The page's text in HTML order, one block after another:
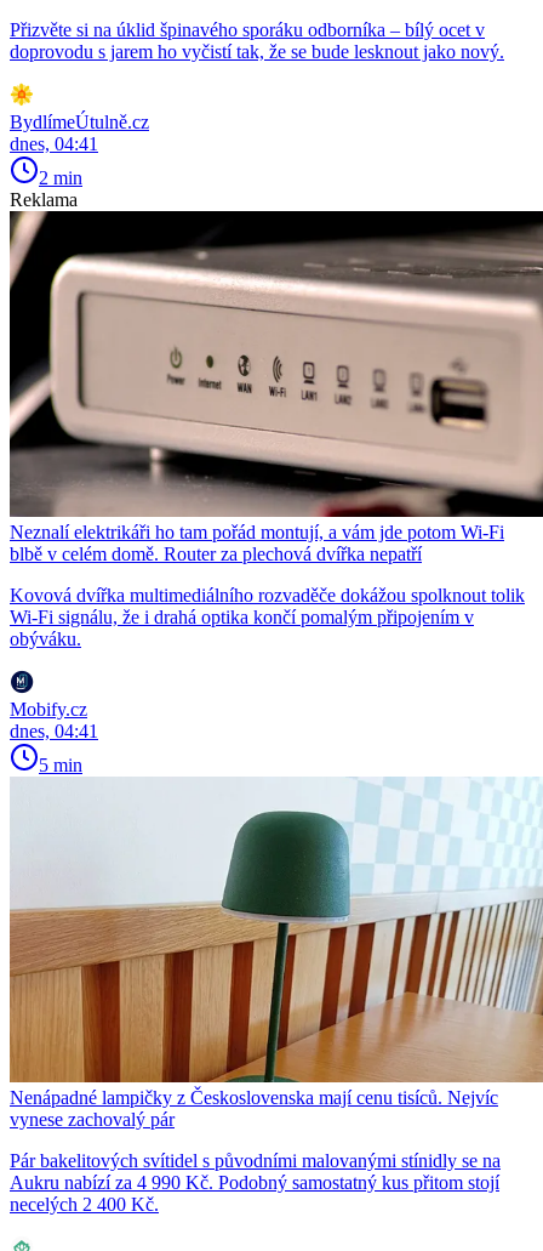
Přizvěte si na úklid špinavého sporáku odborníka – bílý ocet v
doprovodu s jarem ho vyčistí tak, že se bude lesknout jako nový.
BydlímeÚtulně.cz
dnes, 04:41
2 min
Reklama
Neznalí elektrikáři ho tam pořád montují, a vám jde potom Wi-Fi
blbě v celém domě. Router za plechová dvířka nepatří
Kovová dvířka multimediálního rozvaděče dokážou spolknout tolik
Wi-Fi signálu, že i drahá optika končí pomalým připojením v
obýváku.
Mobify.cz
dnes, 04:41
5 min
Nenápadné lampičky z Československa mají cenu tisíců. Nejvíc
vynese zachovalý pár
Pár bakelitových svítidel s původními malovanými stínidly se na
Aukru nabízí za 4 990 Kč. Podobný samostatný kus přitom stojí
necelých 2 400 Kč.